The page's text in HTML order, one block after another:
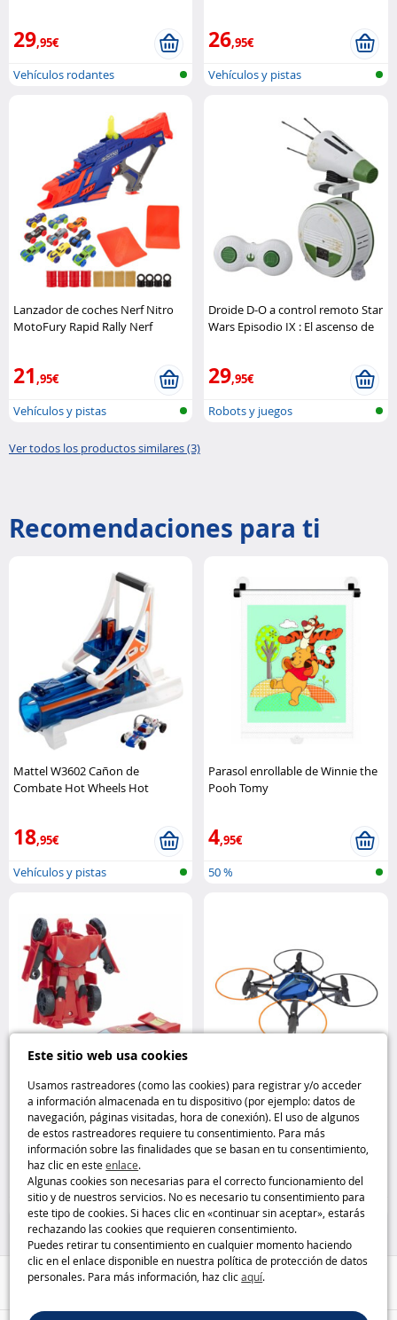
Este sitio web usa cookies
Usamos rastreadores (como las cookies) para registrar y/o acceder
a información almacenada en tu dispositivo (por ejemplo: datos de
navegación, páginas visitadas, hora de conexión). El uso de algunos
de estos rastreadores requiere tu consentimiento. Para más
información sobre las finalidades que se basan en tu consentimiento,
haz clic en esteenlace.
Algunas cookies son necesarias para el correcto funcionamiento del
sitio y de nuestros servicios. No es necesario tu consentimiento para
este tipo de cookies. Si haces clic en «continuar sin aceptar», estarás
rechazando las cookies que requieren consentimiento.
Puedes retirar tu consentimiento en cualquier momento haciendo
clic en el enlace disponible en nuestra política de protección de datos
personales. Para más información, haz clicaquí.
29,95€
Vehículos rodantes
26,95€
Vehículos y pistas
Lanzador de coches Nerf Nitro
MotoFury Rapid Rally Nerf
21,95€
Vehículos y pistas
Droide D-O a control remoto Star
Wars Episodio IX : El ascenso de
29,95€
Robots y juegos
Ver todos los productos similares (3)
Recomendaciones para ti
Mattel W3602 Cañon de
Combate Hot Wheels Hot
18,95€
Vehículos y pistas
Parasol enrollable de Winnie the
Pooh Tomy
4,95€
50 %
Transformers Rescue Bots
Bumblebee Playskool Heroes
Playskool
11,95€
Vehículos y pistas
Dron a control remoto Space
Galaxy Silverlit
26,95€
Drones y modelismo
Ayuda / Contacto